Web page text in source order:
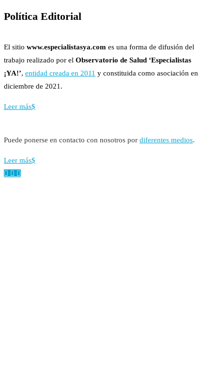
Política Editorial
El sitio www.especialistasya.com es una forma de difusión del
trabajo realizado por el Observatorio de Salud ‘Especialistas
¡YA!’, entidad creada en 2011 y constituida como asociación en
diciembre de 2021.
Leer más
Puede ponerse en contacto con nosotros por diferentes medios.
Leer más